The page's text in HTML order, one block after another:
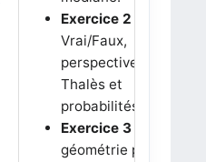
Exercice 2 :
Vrai/Faux,
perspective,
Thalès et
probabilités.
Exercice 3 :
géométrie plane,